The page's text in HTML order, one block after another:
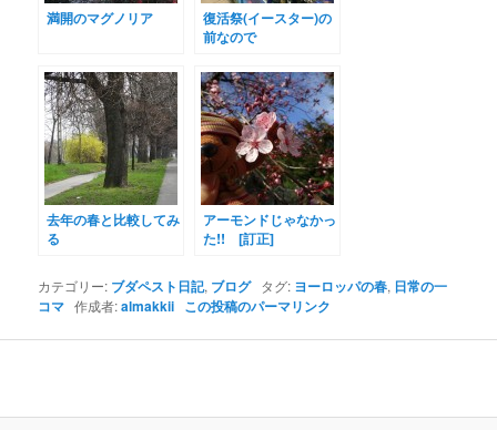
満開のマグノリア
復活祭(イースター)の
前なので
去年の春と比較してみ
る
アーモンドじゃなかっ
た!! [訂正]
カテゴリー: ブダペスト日記, ブログタグ: ヨーロッパの春, 日常の一
コマ 作成者:almakkii この投稿のパーマリンク